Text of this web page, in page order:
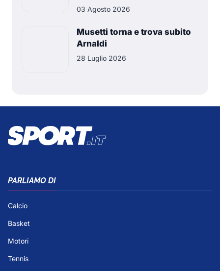
03 Agosto 2026
Musetti torna e trova subito
Arnaldi
28 Luglio 2026
PARLIAMO DI
Calcio
Basket
Motori
Tennis